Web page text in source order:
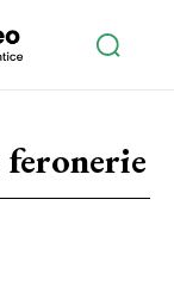
feronerie